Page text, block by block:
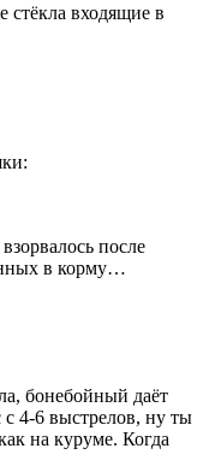
стёкла входящие в
после
в корму…
бонебойный даёт
с 4-6 выстрелов, ну ты
на куруме. Когда